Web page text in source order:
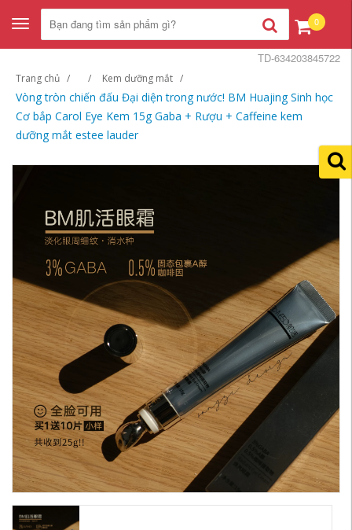
Toggle
navigation
0
Trang chủ Kem dưỡng mắt
Vòng tròn chiến đấu Đại diện trong nước! BM Huajing Sinh học
Cơ bắp Carol Eye Kem 15g Gaba + Rượu + Caffeine kem
dưỡng mắt estee lauder
TD-634203845722